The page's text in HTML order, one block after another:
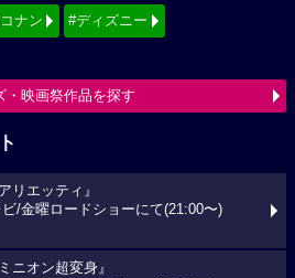
ナン #ディズニー
・映画祭作品を探す
リエッティ』
/金曜ロードショーにて(21:00〜)
ニオン超変身』